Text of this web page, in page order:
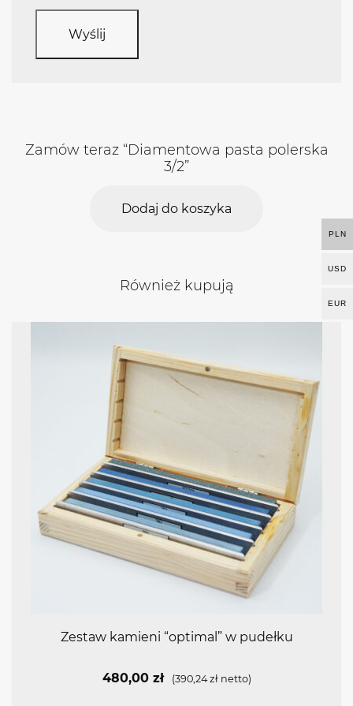
Zamów teraz “Diamentowa pasta polerska
3/2”
Dodaj do koszyka
Również kupują
Zestaw kamieni “optimal” w pudełku
480,00 zł (390,24złnetto)
PLN
USD
EUR